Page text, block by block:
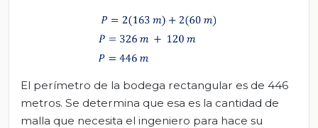
El perímetro de la bodega rectangular es de 446
metros. Se determina que esa es la cantidad de
malla que necesita el ingeniero para hace su